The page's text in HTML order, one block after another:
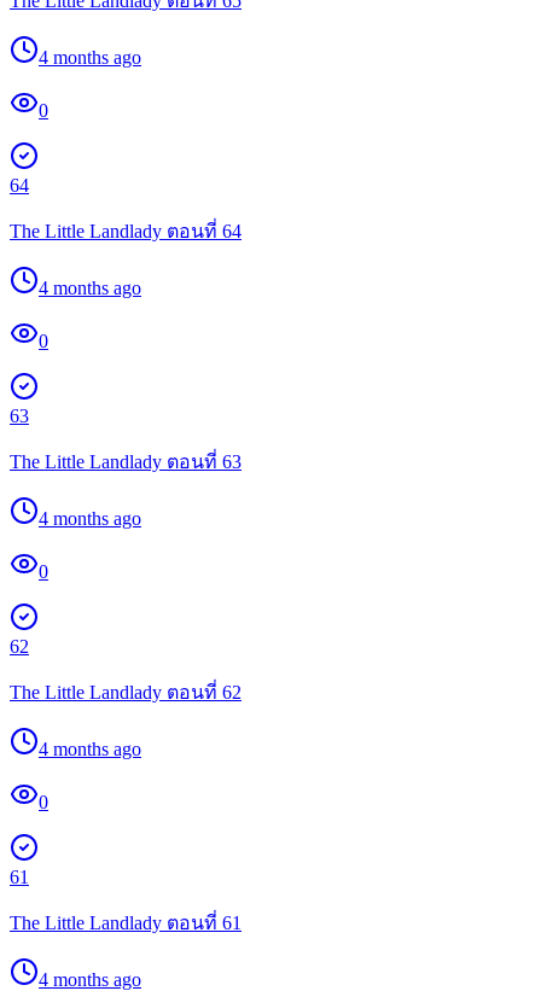
4 months ago
0
64
The Little Landlady ตอนที่ 64
4 months ago
0
63
The Little Landlady ตอนที่ 63
4 months ago
0
62
The Little Landlady ตอนที่ 62
4 months ago
0
61
The Little Landlady ตอนที่ 61
4 months ago